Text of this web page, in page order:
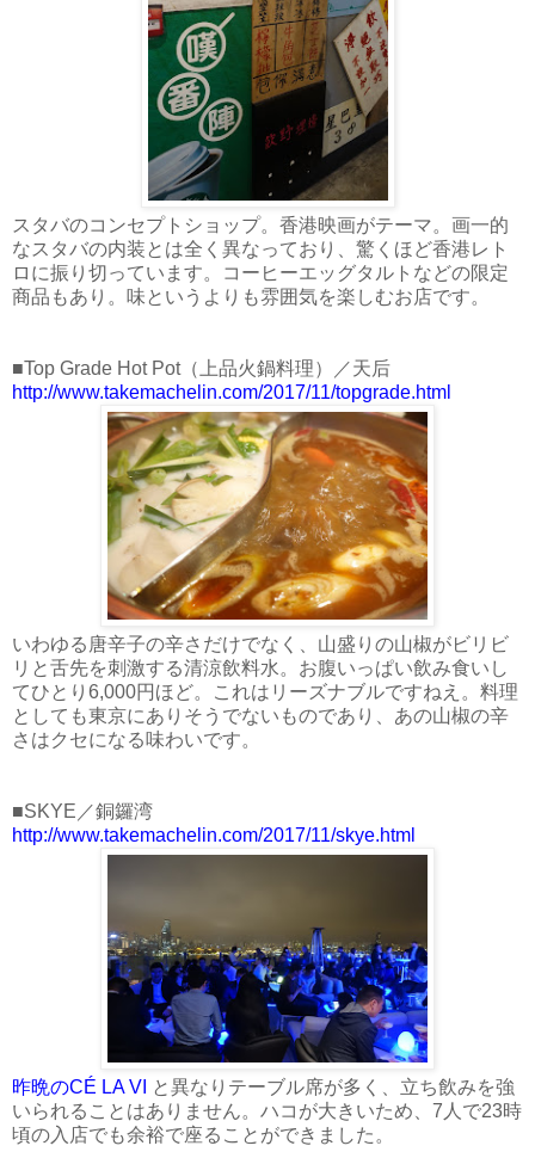
スタバのコンセプトショップ。香港映画がテーマ。画一的
なスタバの内装とは全く異なっており、驚くほど香港レト
ロに振り切っています。コーヒーエッグタルトなどの限定
商品もあり。味というよりも雰囲気を楽しむお店です。
■Top Grade Hot Pot（上品火鍋料理）／天后
http://www.takemachelin.com/2017/11/topgrade.html
いわゆる唐辛子の辛さだけでなく、山盛りの山椒がビリビ
リと舌先を刺激する清涼飲料水。お腹いっぱい飲み食いし
てひとり6,000円ほど。これはリーズナブルですねえ。料理
としても東京にありそうでないものであり、あの山椒の辛
さはクセになる味わいです。
■SKYE／銅鑼湾
http://www.takemachelin.com/2017/11/skye.html
昨晩のCÉ LA VI
と異なりテーブル席が多く、立ち飲みを強
いられることはありません。ハコが大きいため、7人で23時
頃の入店でも余裕で座ることができました。